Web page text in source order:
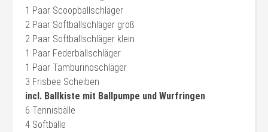
1 Paar Scoopballschläger
2 Paar Softballschläger groß
2 Paar Softballschläger klein
1 Paar Federballschläger
1 Paar Tamburinoschläger
3 Frisbee Scheiben
incl. Ballkiste mit Ballpumpe und Wurfringen
6 Tennisbälle
4 Softbälle